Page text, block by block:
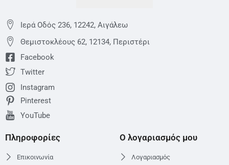
Ιερά Οδός 236, 12242, Αιγάλεω
Θεμιστoκλέους 62, 12134, Περιστέρι
Facebook
Twitter
Instagram
Pinterest
YouTube
Πληροφορίες
Επικοινωνία
Ο λογαριασμός μου
Λογαριασμός